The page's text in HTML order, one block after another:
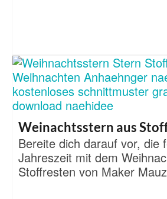
Weinachtsstern aus
Bereite dich darauf vor, die
Jahreszeit mit dem
Stoffresten von Maker